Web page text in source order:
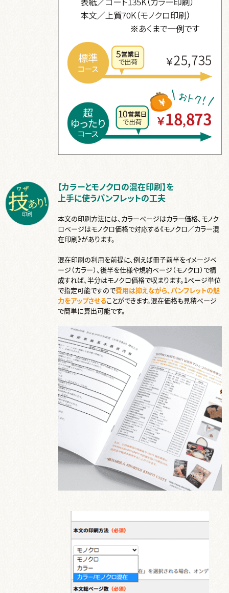
印刷
【カラーとモノクロの混在印刷】を
上手に使うパンフレットの工夫
本文の印刷方法には、カラーページはカラー価格、モノク
ロページはモノクロ価格で対応する《モノクロ／カラー混
在印刷》があります。
混在印刷の利用を前提に、例えば冊子前半をイメージペ
ージ（カラー）、後半を仕様や規約ページ（モノクロ）で構
成すれば、半分はモノクロ価格で収まります。1ページ単位
で指定可能ですので費用は抑えながら、パンフレットの魅
力をアップさせることができます。混在価格も見積ページ
で簡単に算出可能です。